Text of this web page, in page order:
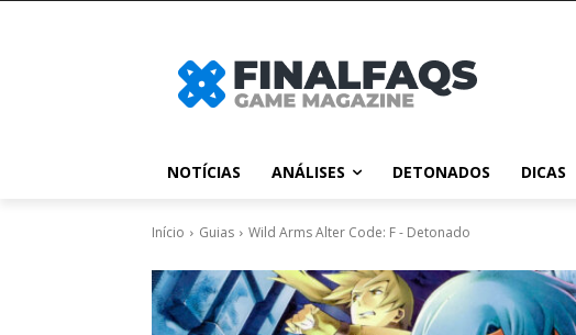
NOTÍCIAS ANÁLISES DETONADOS DICAS
Início Guias Wild Arms Alter Code: F - Detonado